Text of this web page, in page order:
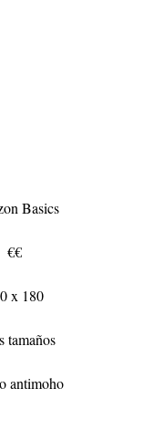
Basics
€€
x 180
tamaños
antimoho